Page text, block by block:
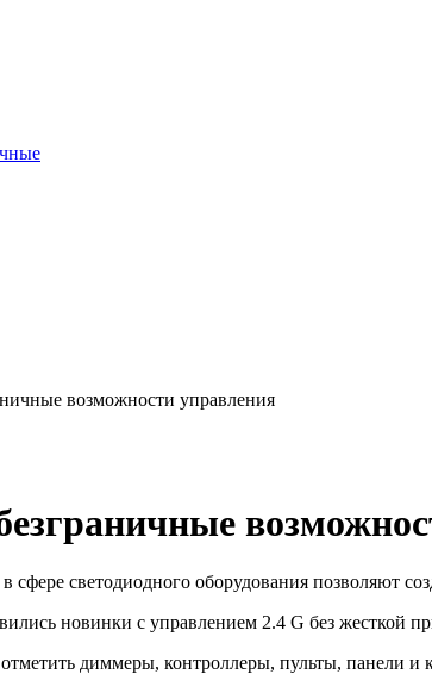
возможности управления
светодиодного оборудования позволяют
новинки с управлением 2.4 G без жесткой
диммеры, контроллеры, пульты, панели